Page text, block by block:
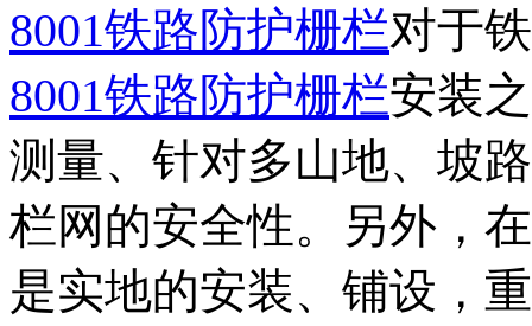
8001铁路防护栅栏对于
8001铁路防护栅栏安装
测量、针对多山地、坡
栏网的安全性。另外，
是实地的安装、铺设，